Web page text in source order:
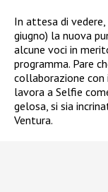
In attesa di
giugno) la nuova
alcune voci in
programma. Pare
collaborazione
lavora a Selfie
gelosa, si sia
Ventura.